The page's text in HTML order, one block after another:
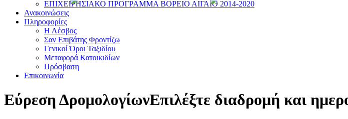
ΕΠΙΧΕΙΡΗΣΙΑΚΟ ΠΡΟΓΡΑΜΜΑ ΒΟΡΕΙΟ ΑΙΓΑΙΟ 2014-2020
Ανακοινώσεις
Πληροφορίες
Η Λέσβος
Σαν Επιβάτης Φροντίζω
Γενικοί Όροι Ταξιδίου
Μεταφορά Κατοικιδίων
Πρόσβαση
Επικοινωνία
Εύρεση ΔρομολογίωνΕπιλέξτε διαδρομή και